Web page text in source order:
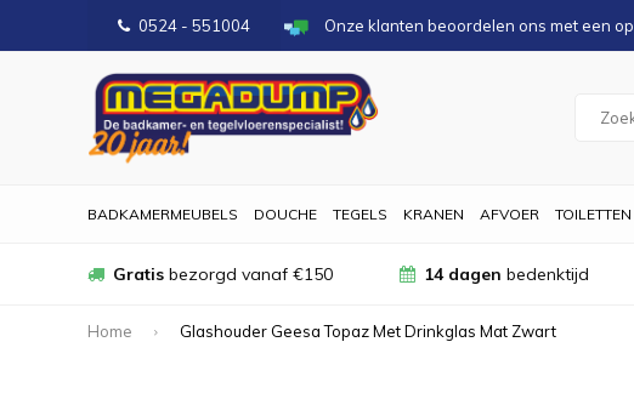
0524 - 551004 Onze klanten beoordelen ons met een op
BADKAMERMEUBELS DOUCHE TEGELS KRANEN AFVOER TOILETTEN
Gratis bezorgd vanaf €150 14 dagen bedenktijd
Home Glashouder Geesa Topaz Met Drinkglas Mat Zwart